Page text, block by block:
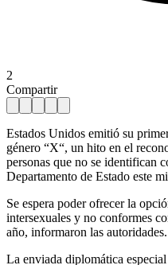
2
Compartir
Estados Unidos emitió su
género “X“, un hito en el
personas que no se identifican
Departamento de Estado este
Se espera poder ofrecer la
intersexuales y no conformes
año, informaron las autoridades.
La enviada diplomática